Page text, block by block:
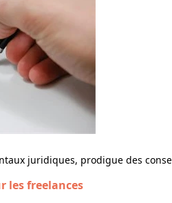
juridiques, prodigue des
les freelances